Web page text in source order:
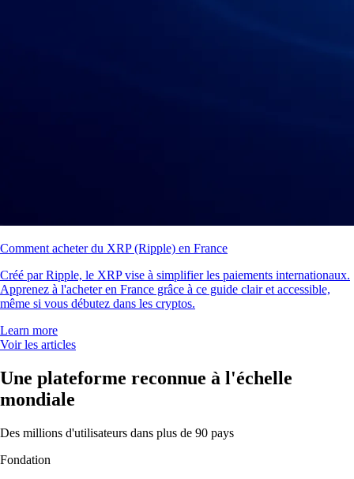
Comment acheter du XRP (Ripple) en France
Créé par Ripple, le XRP vise à simplifier les paiements internationaux.
Apprenez à l'acheter en France grâce à ce guide clair et accessible,
même si vous débutez dans les cryptos.
Learn more
Voir les articles
Une plateforme reconnue à l'échelle
mondiale
Des millions d'utilisateurs dans plus de 90 pays
Fondation